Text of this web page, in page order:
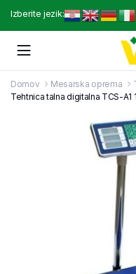
Izberite jezik:
Domov Mesarska oprema
Tehtnica talna digitalna TCS-A1